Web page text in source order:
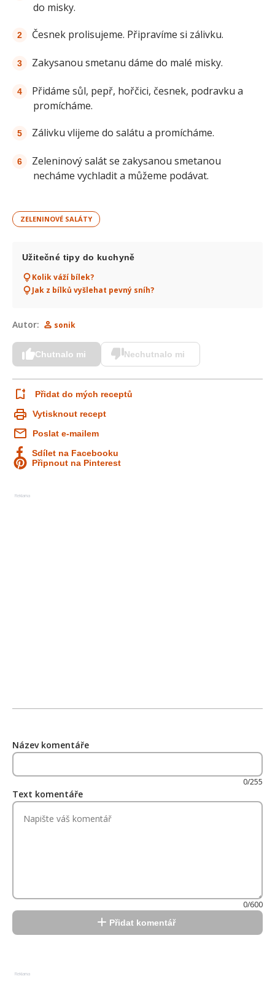
do misky.
Česnek prolisujeme. Připravíme si zálivku.
Zakysanou smetanu dáme do malé misky.
Přidáme sůl, pepř, hořčici, česnek, podravku a
promícháme.
Zálivku vlijeme do salátu a promícháme.
Zeleninový salát se zakysanou smetanou
necháme vychladit a můžeme podávat.
ZELENINOVÉ SALÁTY
Užitečné tipy do kuchyně
Kolik váží bílek?
Jak z bílků vyšlehat pevný sníh?
Autor: sonik
Chutnalo mi Nechutnalo mi
Přidat do mých receptů
Vytisknout recept
Poslat e-mailem
Sdílet na Facebooku
Připnout na Pinterest
Reklama
Název komentáře
0/255
Text komentáře
0/600
Přidat komentář
Reklama